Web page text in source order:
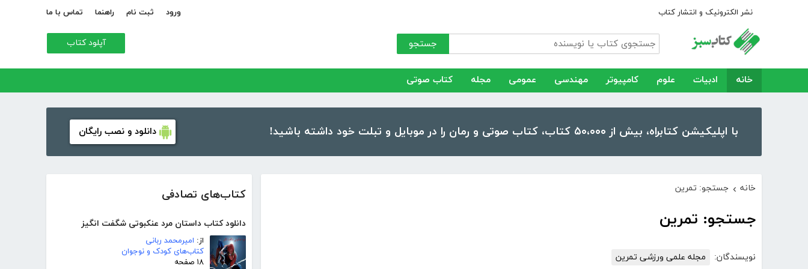
نشر الکترونیک و انتشار کتاب ورود ثبت نام راهنما تماس با ما
جستجو آپلود کتاب
خانه ادبیات علوم کامپیوتر مهندسی عمومی مجله کتاب صوتی
با اپلیکیشن کتابراه، بیش از ۵۰،۰۰۰ کتاب، کتاب صوتی و رمان را در موبایل و تبلت خود داشته باشید! دانلود و نصب رایگان
کتاب‌های تصادفی
دانلود کتاب داستان مرد عنکبوتی شگفت انگیز
از: امیرمحمد ربانی
کتاب‌های کودک و نوجوان
۱۸ صفحه
خانه › جستجو: تمرین
جستجو: تمرین
نویسندگان: مجله علمی ورزشی تمرین